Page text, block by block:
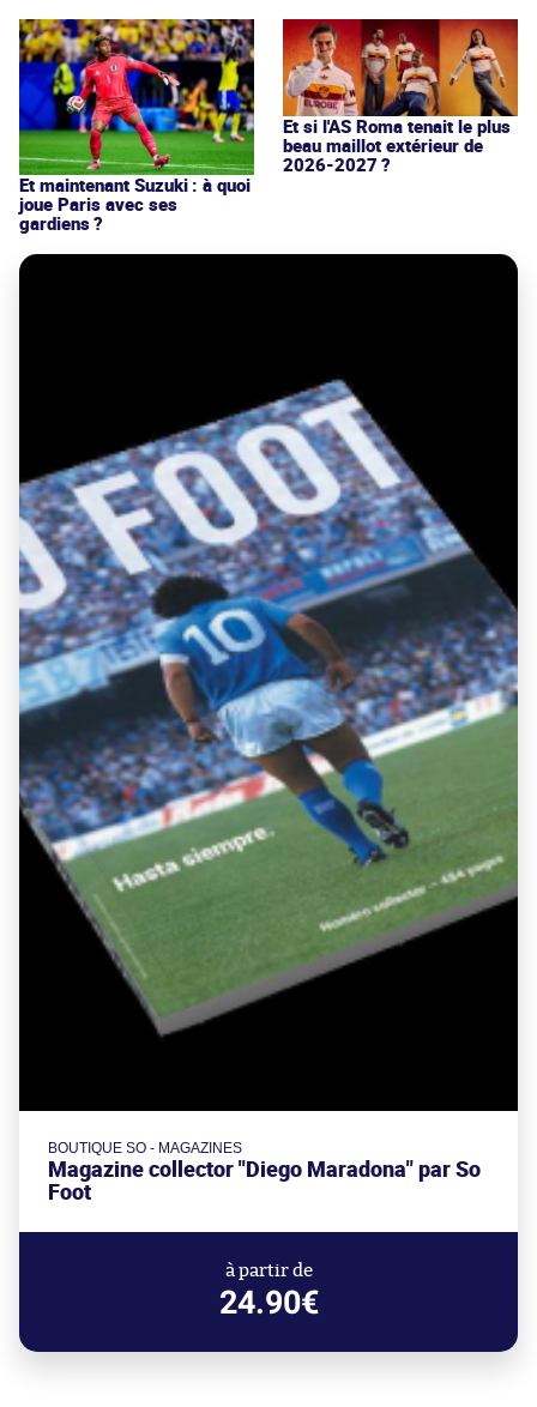
Et maintenant Suzuki : à quoi
joue Paris avec ses
gardiens ?
Et si l'AS Roma tenait le plus
beau maillot extérieur de
2026-2027 ?
BOUTIQUE SO - MAGAZINES
Magazine collector "Diego Maradona" par So
Foot
à partir de
24.90€